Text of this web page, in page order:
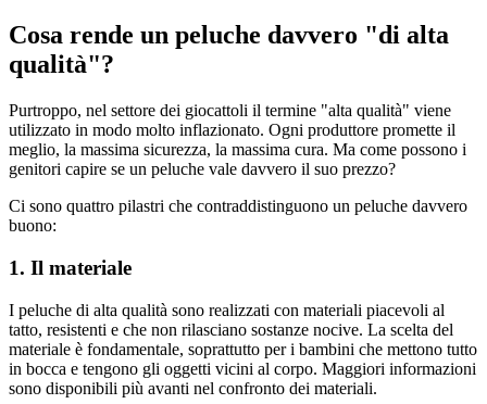
Cosa rende un peluche davvero "di alta
qualità"?
Purtroppo, nel settore dei giocattoli il termine "alta qualità" viene
utilizzato in modo molto inflazionato. Ogni produttore promette il
meglio, la massima sicurezza, la massima cura. Ma come possono i
genitori capire se un peluche vale davvero il suo prezzo?
Ci sono quattro pilastri che contraddistinguono un peluche davvero
buono:
1. Il materiale
I peluche di alta qualità sono realizzati con materiali piacevoli al
tatto, resistenti e che non rilasciano sostanze nocive. La scelta del
materiale è fondamentale, soprattutto per i bambini che mettono tutto
in bocca e tengono gli oggetti vicini al corpo. Maggiori informazioni
sono disponibili più avanti nel confronto dei materiali.